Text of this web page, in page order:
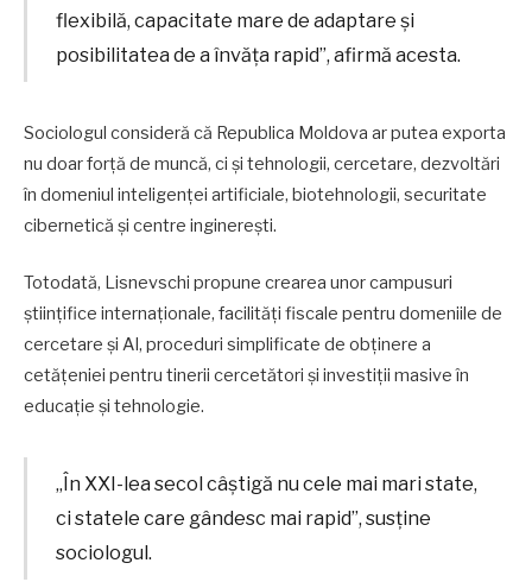
flexibilă, capacitate mare de adaptare și
posibilitatea de a învăța rapid”, afirmă acesta.
Sociologul consideră că Republica Moldova ar putea exporta
nu doar forță de muncă, ci și tehnologii, cercetare, dezvoltări
în domeniul inteligenței artificiale, biotehnologii, securitate
cibernetică și centre inginerești.
Totodată, Lisnevschi propune crearea unor campusuri
științifice internaționale, facilități fiscale pentru domeniile de
cercetare și AI, proceduri simplificate de obținere a
cetățeniei pentru tinerii cercetători și investiții masive în
educație și tehnologie.
„În XXI-lea secol câștigă nu cele mai mari state,
ci statele care gândesc mai rapid”, susține
sociologul.